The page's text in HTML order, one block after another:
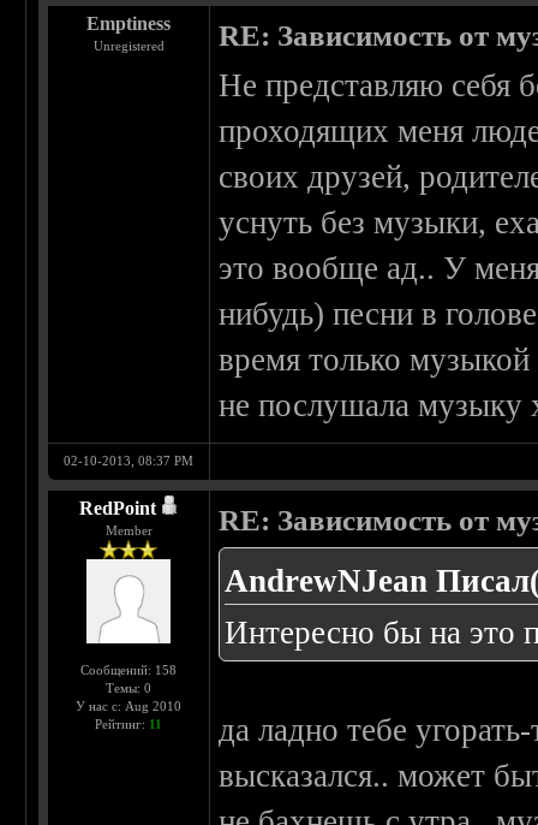
Emptiness
Unregistered RE: Зависимость от
Не представляю себя
проходящих меня
своих друзей,
уснуть без музыки,
это вообще ад.. У
нибудь) песни в
время только
не послушала музыку
02-10-2013, 08:37 PM
RedPoint
Member
Сообщений: 158
Темы: 0
У нас с: Aug 2010
Рейтинг: 11
RE: Зависимость от
AndrewNJean
Интересно бы на это
да ладно тебе
высказался.. может